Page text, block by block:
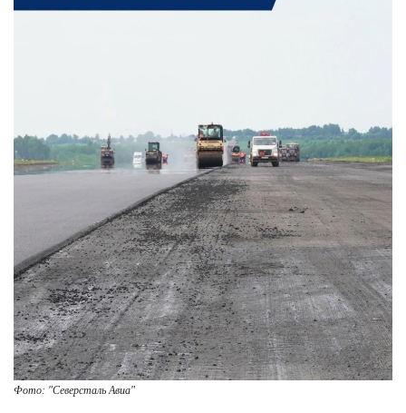
Фото: "Северсталь Авиа"